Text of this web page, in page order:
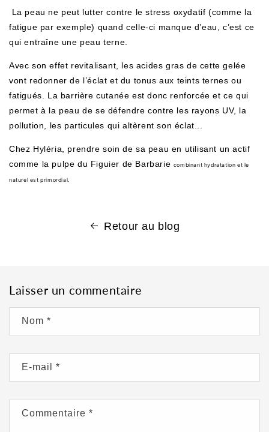
La peau ne peut lutter contre le stress oxydatif (comme la
fatigue par exemple) quand celle-ci manque d’eau, c’est ce
qui entraîne une peau terne.
Avec son effet revitalisant, les acides gras de cette gelée
vont redonner de l’éclat et du tonus aux teints ternes ou
fatigués. La barrière cutanée est donc renforcée et ce qui
permet à la peau de se défendre contre les rayons UV, la
pollution, les particules qui altèrent son éclat...
Chez Hyléria, prendre soin de sa peau en utilisant un actif
comme la pulpe du Figuier de Barbarie combinant hydratation et le
naturel est primordial.
Retour au blog
Laisser un commentaire
Nom *
E-mail *
Commentaire *